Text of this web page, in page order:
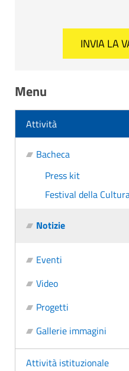
Menu
Attività
Bacheca
Press kit
Festival della
Notizie
Eventi
Video
Progetti
Gallerie immagini
Attività istituzionale